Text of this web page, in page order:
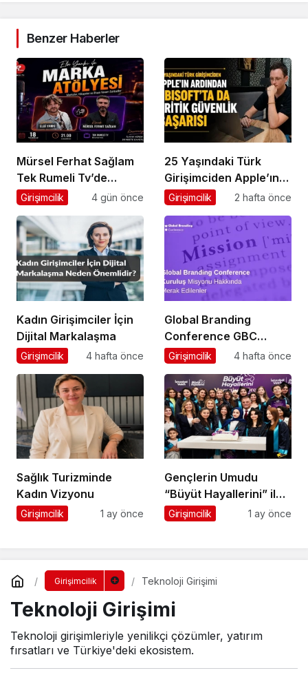
Benzer Haberler
Mürsel Ferhat Sağlam
Tek Rumeli Tv’de
Marka Atölyesi
Oldu
Girişimcilik 4 gün önce
25 Yaşındaki Türk
Girişimciden Apple’ın
Ardından Ubisoft
Girişimcilik 2 hafta önce
Kadın Girişimciler İçin
Dijital Markalaşma
Girişimcilik 4 hafta önce
Global Branding
Conference GBC
Misyonu Hakkında
Girişimcilik 4 hafta önce
Sağlık Turizminde
Kadın Vizyonu
Girişimcilik 1 ay önce
Gençlerin Umudu
“Büyüt Hayallerini” ile
267 Genç Daha
Girişimcilik 1 ay önce
Girişimcilik Teknoloji Girişimi
Teknoloji Girişimi
Teknoloji girişimleriyle yenilikçi çözümler, yatırım
fırsatları ve Türkiye'deki ekosistem.